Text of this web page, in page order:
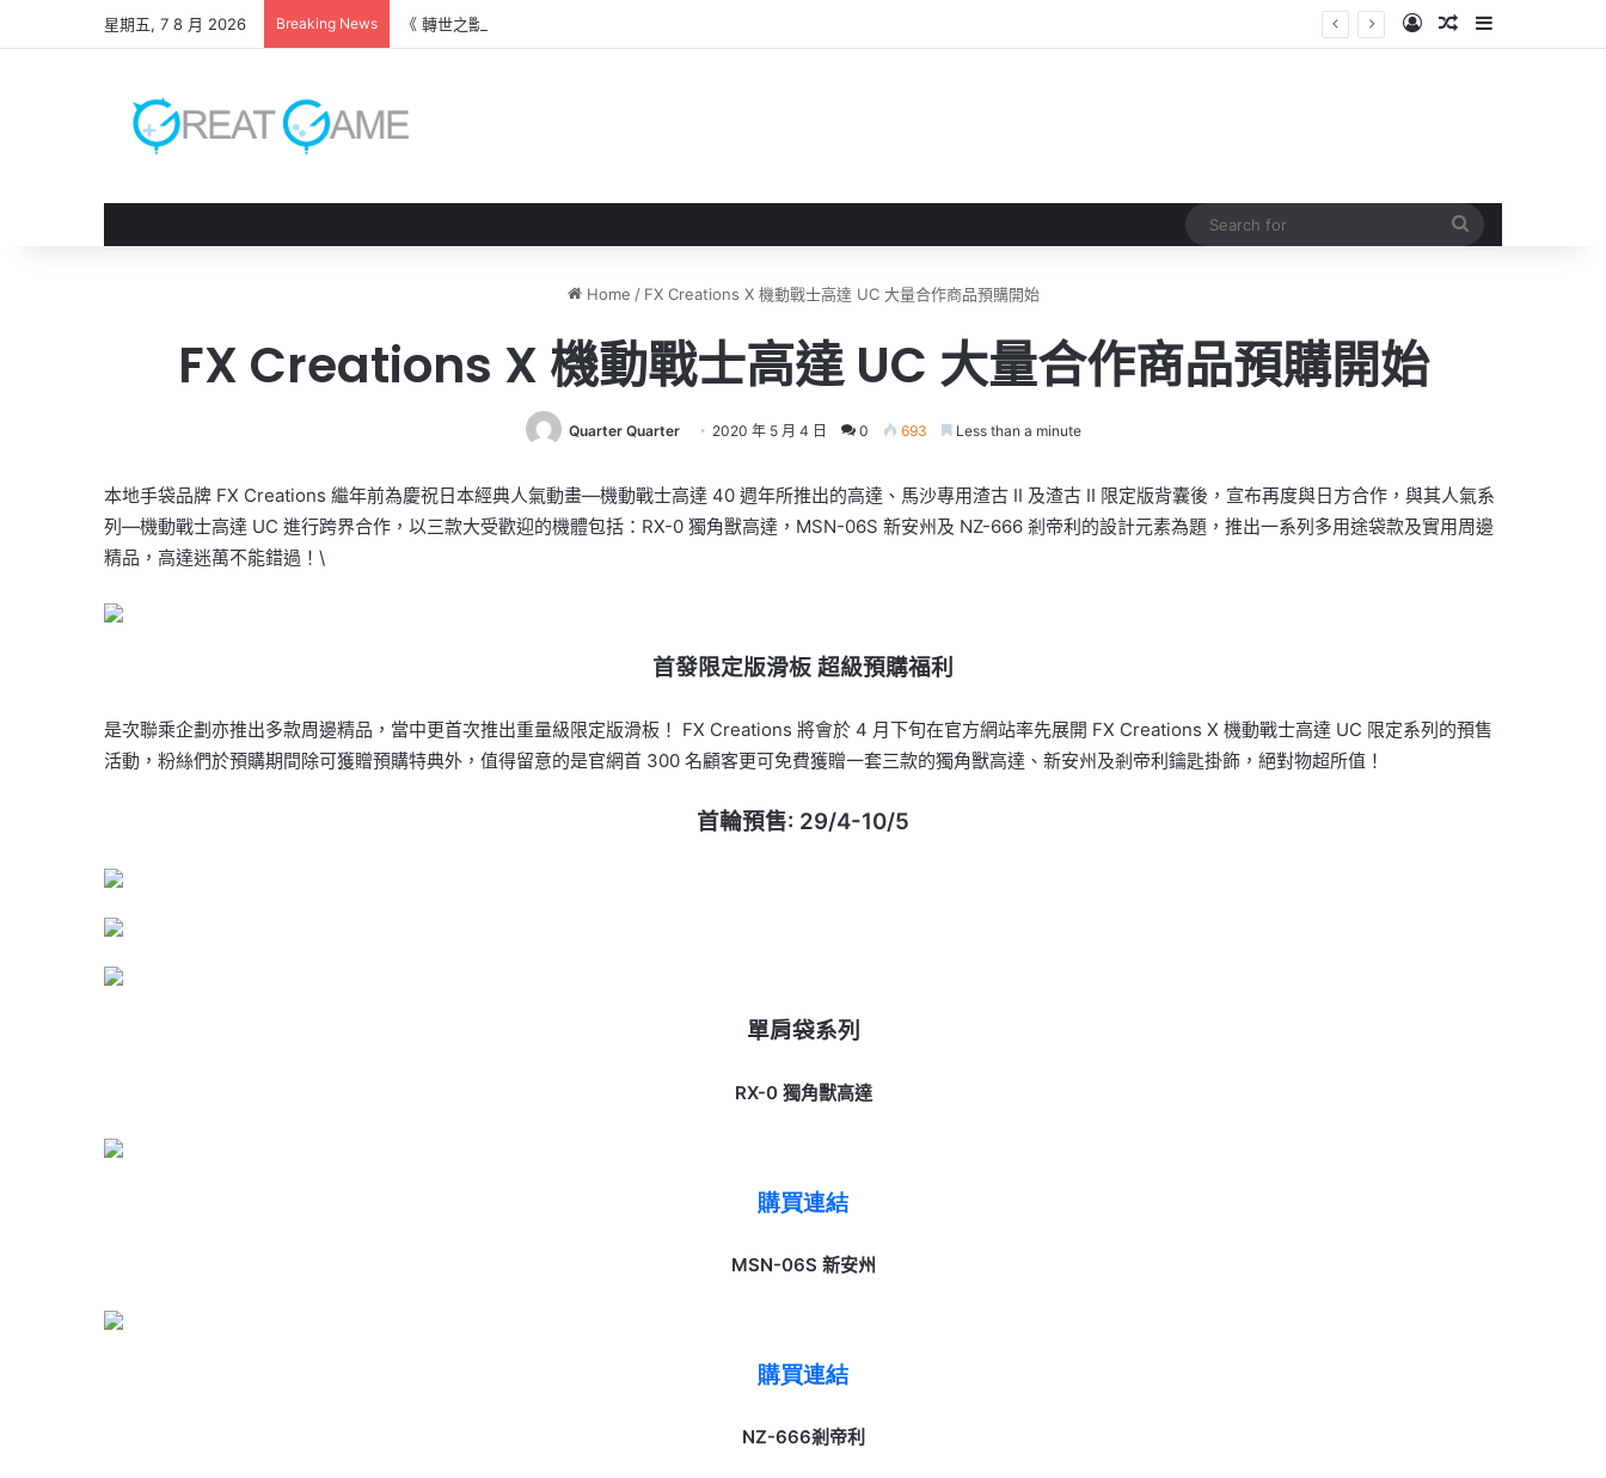
星期五, 7 8 月 2026 Breaking News 《 轉世之獸 》遊戲評測 失落世界中與巨犬冒險 Log InRandom Article
Sidebar
Home / FX Creations X 機動戰士高達 UC 大量合作商品預購開始
FX Creations X 機動戰士高達 UC 大量合作商品預購開始
Quarter Quarter 2020 年 5 月 4 日 0 693 Less than a minute
本地手袋品牌 FX Creations 繼年前為慶祝日本經典人氣動畫—機動戰士高達 40 週年所推出的高達、馬沙專用渣古 II 及渣古 II 限定版背囊後，宣布再度與日方合作，與其人氣系
列—機動戰士高達 UC 進行跨界合作，以三款大受歡迎的機體包括：RX-0 獨角獸高達，MSN-06S 新安州及 NZ-666 剎帝利的設計元素為題，推出一系列多用途袋款及實用周邊
精品，高達迷萬不能錯過！\
首發限定版滑板 超級預購福利
是次聯乘企劃亦推出多款周邊精品，當中更首次推出重量級限定版滑板！ FX Creations 將會於 4 月下旬在官方網站率先展開 FX Creations X 機動戰士高達 UC 限定系列的預售
活動，粉絲們於預購期間除可獲贈預購特典外，值得留意的是官網首 300 名顧客更可免費獲贈一套三款的獨角獸高達、新安州及剎帝利鑰匙掛飾，絕對物超所值！
首輪預售: 29/4-10/5
單肩袋系列
RX-0 獨角獸高達
購買連結
MSN-06S 新安州
購買連結
NZ-666剎帝利